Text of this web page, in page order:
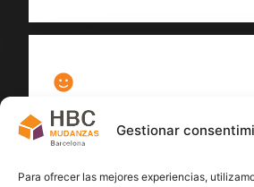
Gestionar
Para ofrecer las mejores experiencias,
100